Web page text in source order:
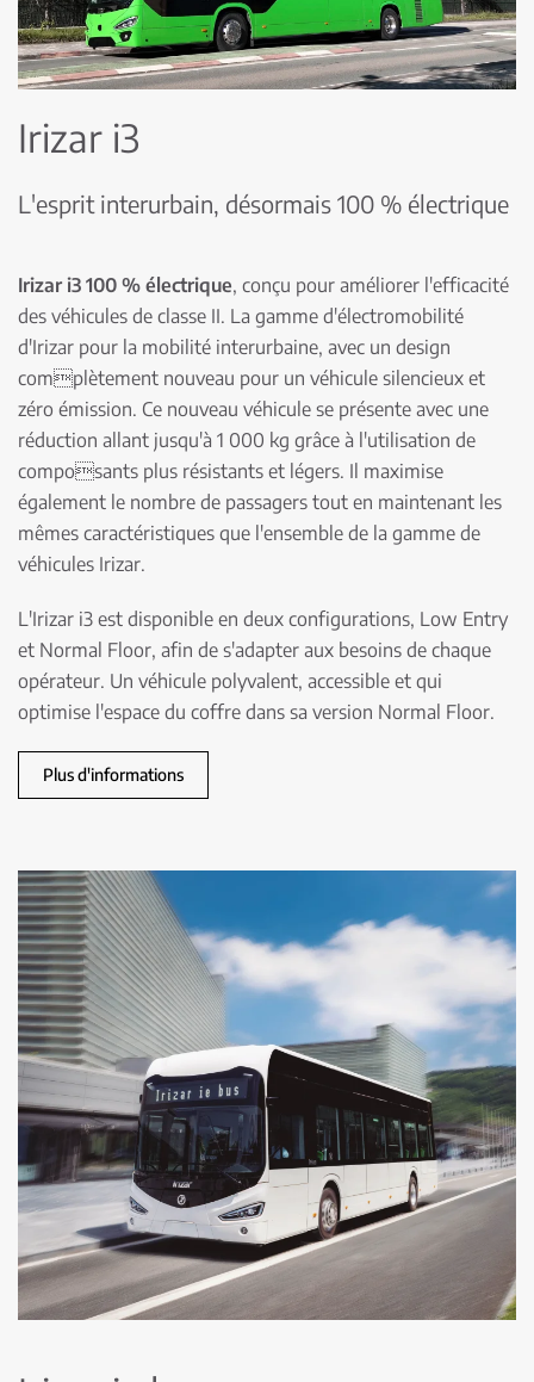
Irizar i3
L'esprit interurbain, désormais 100 % électrique
Irizar i3 100 % électrique, conçu pour améliorer l'efficacité
des véhicules de classe II. La gamme d'électromobilité
d'Irizar pour la mobilité interurbaine, avec un design
complètement nouveau pour un véhicule silencieux et
zéro émission. Ce nouveau véhicule se présente avec une
réduction allant jusqu'à 1 000 kg grâce à l'utilisation de
composants plus résistants et légers. Il maximise
également le nombre de passagers tout en maintenant les
mêmes caractéristiques que l'ensemble de la gamme de
véhicules Irizar.
L'Irizar i3 est disponible en deux configurations, Low Entry
et Normal Floor, afin de s'adapter aux besoins de chaque
opérateur. Un véhicule polyvalent, accessible et qui
optimise l'espace du coffre dans sa version Normal Floor.
Plus d'informations